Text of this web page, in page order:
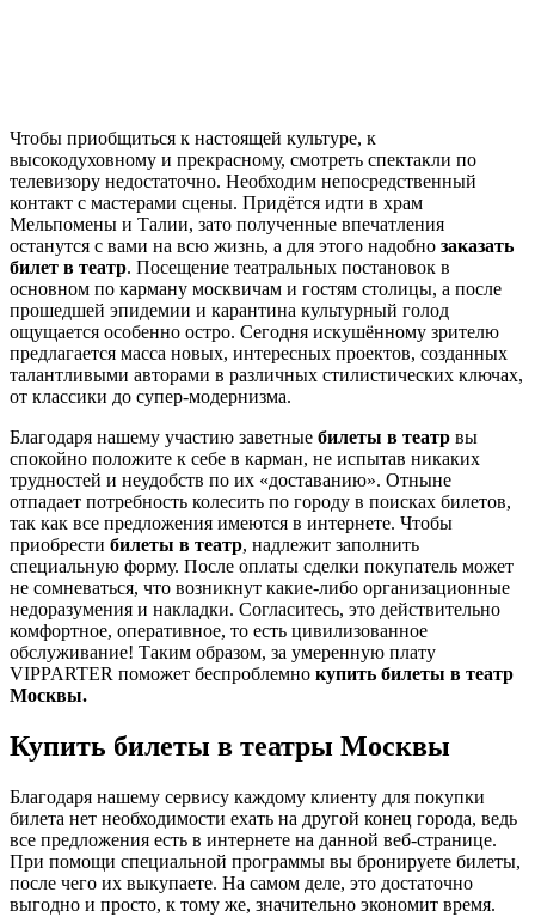
Чтобы приобщиться к настоящей культуре, к
высокодуховному и прекрасному, смотреть спектакли по
телевизору недостаточно. Необходим непосредственный
контакт с мастерами сцены. Придётся идти в храм
Мельпомены и Талии, зато полученные впечатления
останутся с вами на всю жизнь, а для этого надобно заказать
билет в театр. Посещение театральных постановок в
основном по карману москвичам и гостям столицы, а после
прошедшей эпидемии и карантина культурный голод
ощущается особенно остро. Сегодня искушённому зрителю
предлагается масса новых, интересных проектов, созданных
талантливыми авторами в различных стилистических ключах,
от классики до супер-модернизма.
Благодаря нашему участию заветные билеты в театр вы
спокойно положите к себе в карман, не испытав никаких
трудностей и неудобств по их «доставанию». Отныне
отпадает потребность колесить по городу в поисках билетов,
так как все предложения имеются в интернете. Чтобы
приобрести билеты в театр, надлежит заполнить
специальную форму. После оплаты сделки покупатель может
не сомневаться, что возникнут какие-либо организационные
недоразумения и накладки. Согласитесь, это действительно
комфортное, оперативное, то есть цивилизованное
обслуживание! Таким образом, за умеренную плату
VIPPARTER поможет беспроблемно купить билеты в театр
Москвы.
Купить билеты в театры Москвы
Благодаря нашему сервису каждому клиенту для покупки
билета нет необходимости ехать на другой конец города, ведь
все предложения есть в интернете на данной веб-странице.
При помощи специальной программы вы бронируете билеты,
после чего их выкупаете. На самом деле, это достаточно
выгодно и просто, к тому же, значительно экономит время.